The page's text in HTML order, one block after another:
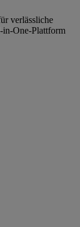
verlässliche
in-One-Plattform